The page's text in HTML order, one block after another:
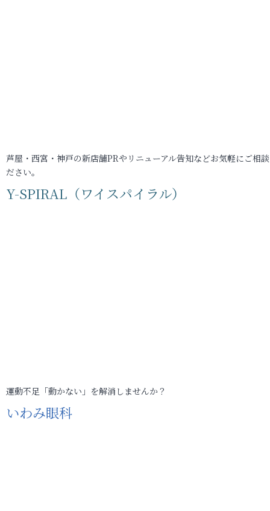
芦屋・西宮・神戸の新店舗PRやリニューアル告知などお気軽にご相
ださい。
Y-SPIRAL（ワイスパイラル）
運動不足「動かない」を解消しませんか？
いわみ眼科